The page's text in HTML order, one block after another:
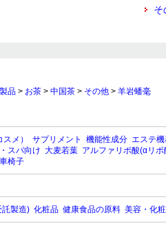
そ
製品 > お茶 > 中国茶 > その他 > 羊岩蟠毫
メ） サプリメント 機能性成分 エステ
スパ向け 大麦若葉 アルファリポ酸(αリポ
車椅子
託製造) 化粧品 健康食品の原料 美容・化